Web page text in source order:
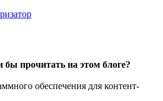
прочитать на этом блоге?
обеспечения для контент-